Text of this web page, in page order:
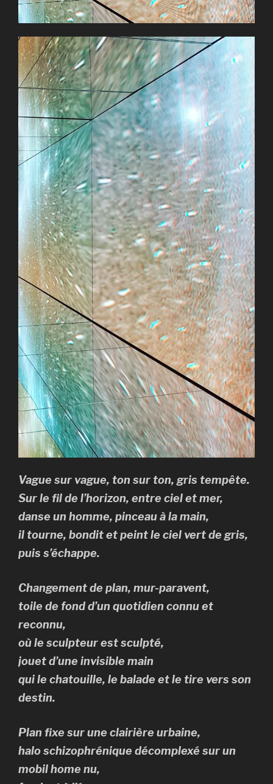
Vague sur vague, ton sur ton, gris tempête.
Sur le fil de l’horizon, entre ciel et mer,
danse un homme, pinceau à la main,
il tourne, bondit et peint le ciel vert de gris,
puis s’échappe.
Changement de plan, mur-paravent,
toile de fond d’un quotidien connu et
reconnu,
où le sculpteur est sculpté,
jouet d’une invisible main
qui le chatouille, le balade et le tire vers son
destin.
Plan fixe sur une clairière urbaine,
halo schizophrénique décomplexé sur un
mobil home nu,